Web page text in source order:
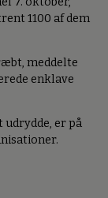
1100 af dem
meddelte
enklave
er på